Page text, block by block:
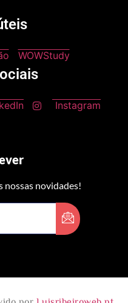
WOWStudy
Instagram
nossas novidades!